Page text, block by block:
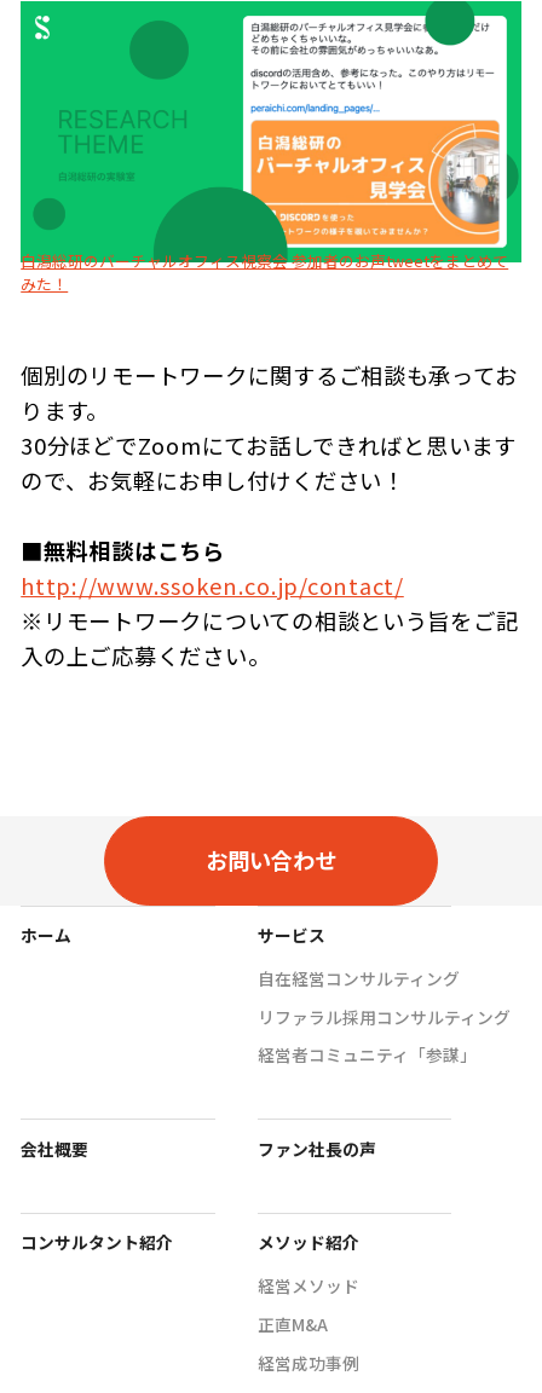
白潟総研のバーチャルオフィス視察会 参加者のお声tweetをまとめて
みた！
個別のリモートワークに関するご相談も承ってお
ります。
30分ほどでZoomにてお話しできればと思います
ので、お気軽にお申し付けください！
■無料相談はこちら
http://www.ssoken.co.jp/contact/
※リモートワークについての相談という旨をご記
入の上ご応募ください。
お問い合わせ
ホーム
サービス
自在経営コンサルティング
リファラル採用コンサルティング
経営者コミュニティ「参謀」
会社概要 ファン社長の声
コンサルタント紹介
メソッド紹介
経営メソッド
正直M&A
経営成功事例